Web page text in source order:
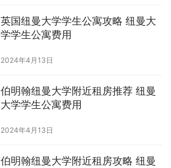
英国纽曼大学学生公寓攻略 纽曼大
学学生公寓费用
2024年4月13日
伯明翰纽曼大学附近租房推荐 纽曼
大学学生公寓费用
2024年4月13日
伯明翰纽曼大学附近租房攻略 纽曼